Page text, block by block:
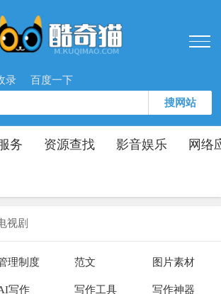
录 百度一下
搜网站
务 资源查找 影音娱乐 网络
视剧
理制度 范文 图片素材
写作 写作工具 写作神器